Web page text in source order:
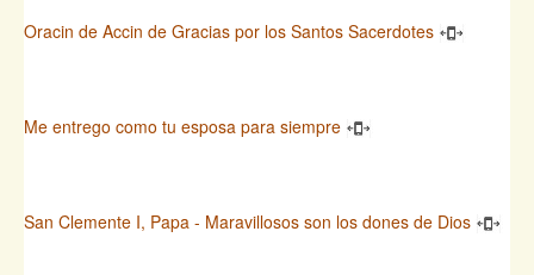
Oracin de Accin de Gracias por los Santos Sacerdotes
Me entrego como tu esposa para siempre
San Clemente I, Papa - Maravillosos son los dones de Dios